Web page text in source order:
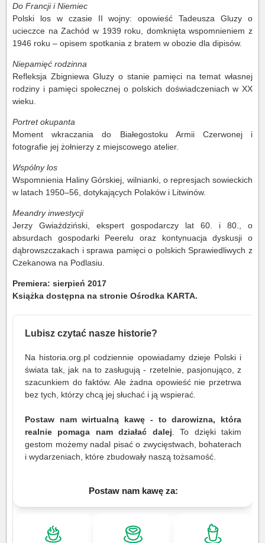
Do Francji i Niemiec
Polski los w czasie II wojny: opowieść Tadeusza Gluzy o
ucieczce na Zachód w 1939 roku, domknięta wspomnieniem z
1946 roku – opisem spotkania z bratem w obozie dla dipisów.
Niepamięć rodzinna
Refleksja Zbigniewa Gluzy o stanie pamięci na temat własnej
rodziny i pamięci społecznej o polskich doświadczeniach w XX
wieku.
Portret okupanta
Moment wkraczania do Białegostoku Armii Czerwonej i
fotografie jej żołnierzy z miejscowego atelier.
Wspólny los
Wspomnienia Haliny Górskiej, wilnianki, o represjach sowieckich
w latach 1950–56, dotykających Polaków i Litwinów.
Meandry inwestycji
Jerzy Gwiaździński, ekspert gospodarczy lat 60. i 80., o
absurdach gospodarki Peerelu oraz kontynuacja dyskusji o
dąbrowszczakach i sprawa pamięci o polskich Sprawiedliwych z
Czekanowa na Podlasiu.
Premiera: sierpień 2017
Książka dostępna na stronie Ośrodka KARTA.
Lubisz czytać nasze historie?
Na historia.org.pl codziennie opowiadamy dzieje Polski i
świata tak, jak na to zasługują - rzetelnie, pasjonująco, z
szacunkiem do faktów. Ale żadna opowieść nie przetrwa
bez tych, którzy chcą jej słuchać i ją wspierać.
Postaw nam wirtualną kawę - to darowizna, która
realnie pomaga nam działać dalej . To dzięki takim
gestom możemy nadal pisać o zwycięstwach, bohaterach
i wydarzeniach, które zbudowały naszą tożsamość.
Postaw nam kawę za: